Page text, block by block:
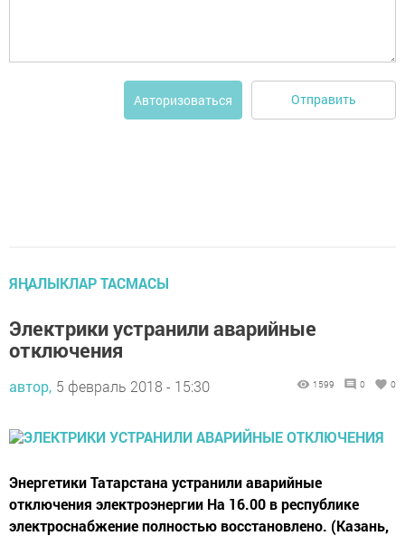
Авторизоваться Отправить
ЯҢАЛЫКЛАР ТАСМАСЫ
Электрики устранили аварийные
отключения
автор, 5 февраль 2018 - 15:30 1599 0 0
Энергетики Татарстана устранили аварийные
отключения электроэнергии На 16.00 в республике
электроснабжение полностью восстановлено. (Казань,